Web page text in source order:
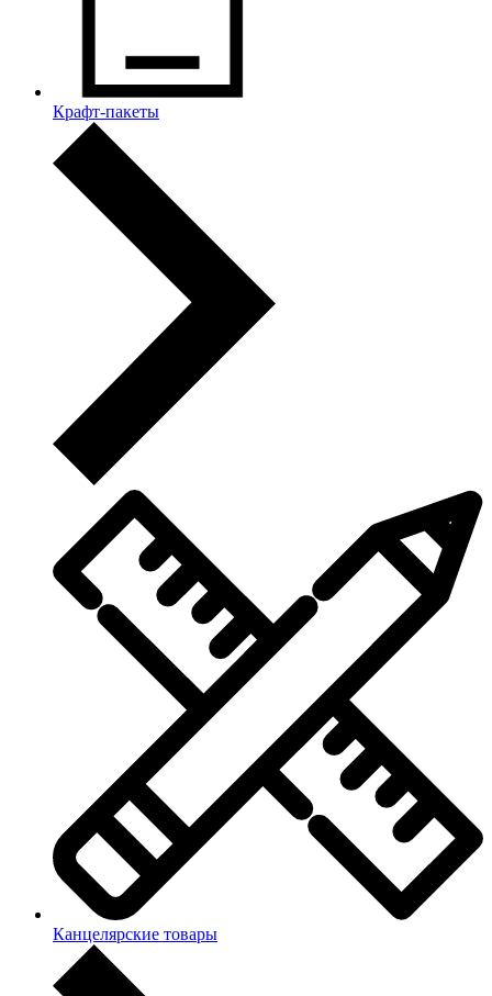
Крафт-пакеты
Канцелярские товары